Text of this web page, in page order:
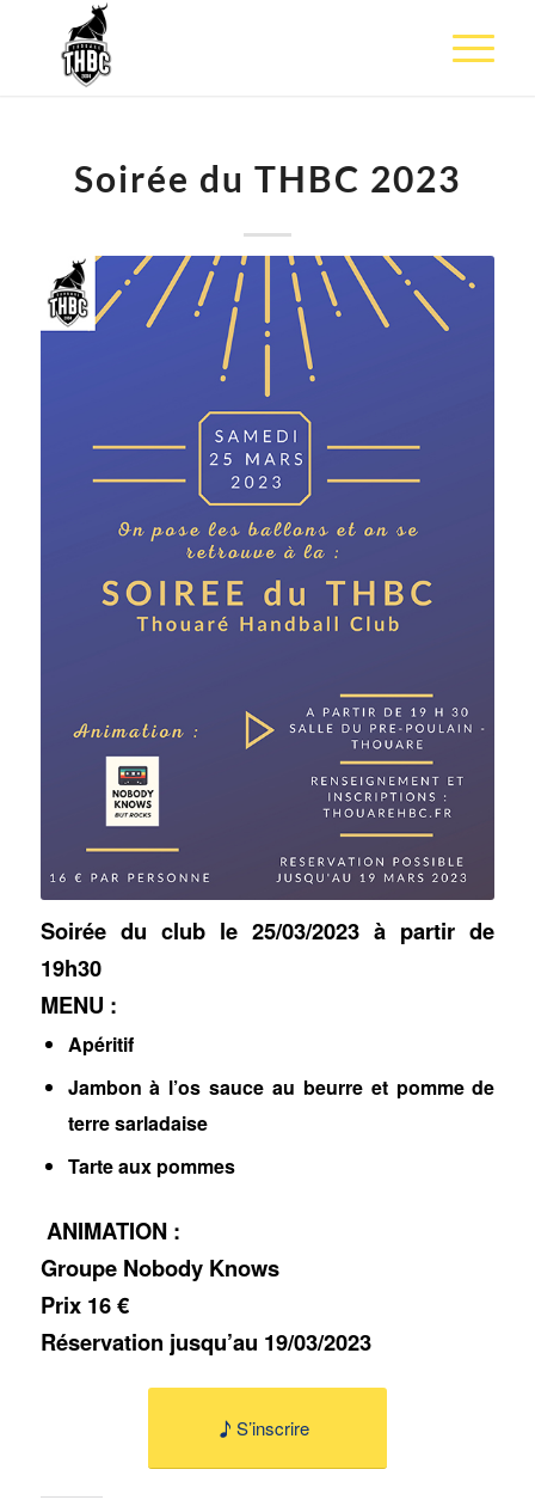
Soirée du THBC 2023
Soirée du club le 25/03/2023 à partir de
19h30
MENU :
Apéritif
Jambon à l’os sauce au beurre et pomme de
terre sarladaise
Tarte aux pommes
ANIMATION :
Groupe Nobody Knows
Prix 16 €
Réservation jusqu’au 19/03/2023
S’inscrire